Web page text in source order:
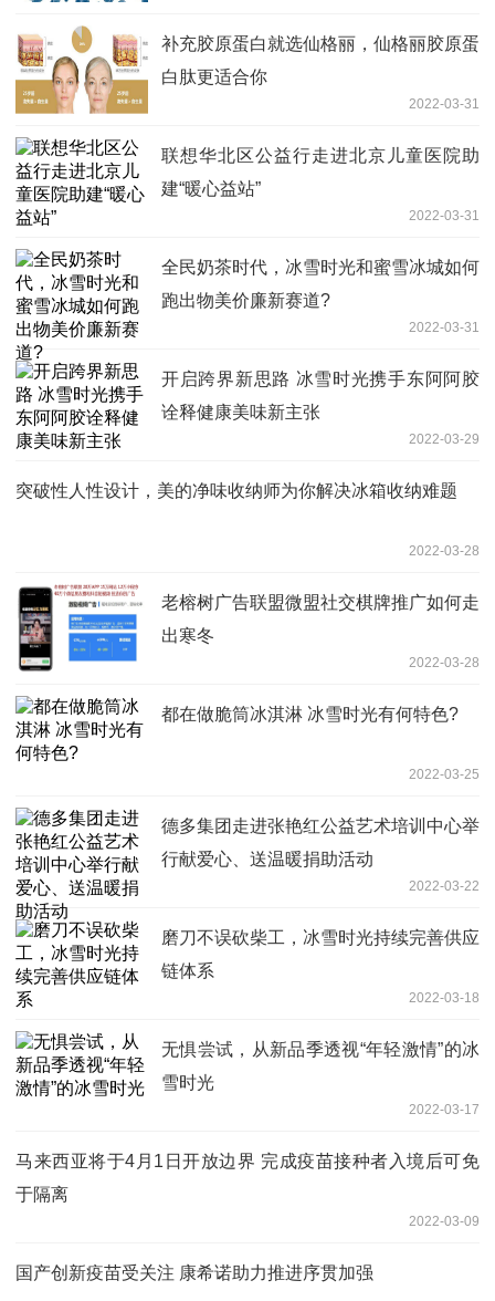
补充胶原蛋白就选仙格丽，仙格丽胶原蛋
白肽更适合你
2022-03-31
联想华北区公益行走进北京儿童医院助
建“暖心益站”
2022-03-31
全民奶茶时代，冰雪时光和蜜雪冰城如何
跑出物美价廉新赛道?
2022-03-31
开启跨界新思路 冰雪时光携手东阿阿胶
诠释健康美味新主张
2022-03-29
突破性人性设计，美的净味收纳师为你解决冰箱收纳难题
2022-03-28
老榕树广告联盟微盟社交棋牌推广如何走
出寒冬
2022-03-28
都在做脆筒冰淇淋 冰雪时光有何特色?
2022-03-25
德多集团走进张艳红公益艺术培训中心举
行献爱心、送温暖捐助活动
2022-03-22
磨刀不误砍柴工，冰雪时光持续完善供应
链体系
2022-03-18
无惧尝试，从新品季透视“年轻激情”的冰
雪时光
2022-03-17
马来西亚将于4月1日开放边界 完成疫苗接种者入境后可免
于隔离
2022-03-09
国产创新疫苗受关注 康希诺助力推进序贯加强